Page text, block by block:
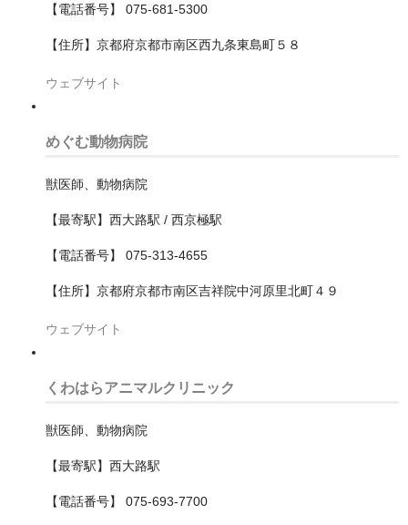
横浜市
中区
南区
戸塚区
旭区
栄区
港南区
磯子区
神奈川区
【電話番号】 075-681-5300
【住所】京都府京都市南区西九条東島町５８
ウェブサイト
めぐむ動物病院
獣医師、動物病院
【最寄駅】西大路駅 / 西京極駅
【電話番号】 075-313-4655
【住所】京都府京都市南区吉祥院中河原里北町４９
ウェブサイト
くわはらアニマルクリニック
獣医師、動物病院
【最寄駅】西大路駅
【電話番号】 075-693-7700